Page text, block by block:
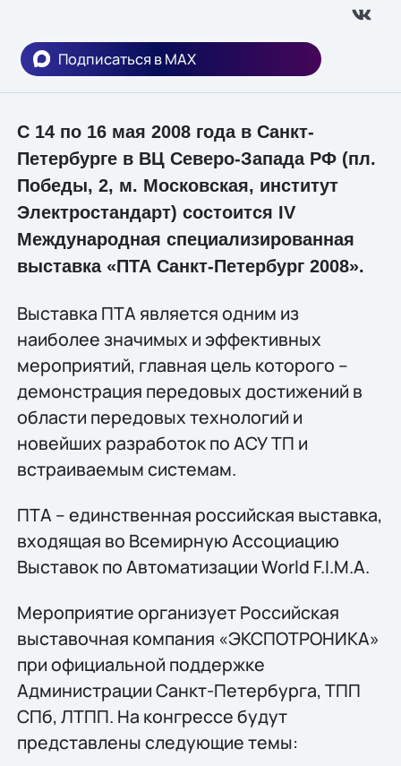
Подписаться в MAX
С 14 по 16 мая 2008 года в Санкт-
Петербурге в ВЦ Северо-Запада РФ (пл.
Победы, 2, м. Московская, институт
Электростандарт) состоится IV
Международная специализированная
выставка «ПТА Санкт-Петербург 2008».
Выставка ПТА является одним из
наиболее значимых и эффективных
мероприятий, главная цель которого –
демонстрация передовых достижений в
области передовых технологий и
новейших разработок по АСУ ТП и
встраиваемым системам.
ПТА – единственная российская выставка,
входящая во Всемирную Ассоциацию
Выставок по Автоматизации World F.I.M.A.
Мероприятие организует Российская
выставочная компания «ЭКСПОТРОНИКА»
при официальной поддержке
Администрации Санкт-Петербурга, ТПП
СПб, ЛТПП. На конгрессе будут
представлены следующие темы: